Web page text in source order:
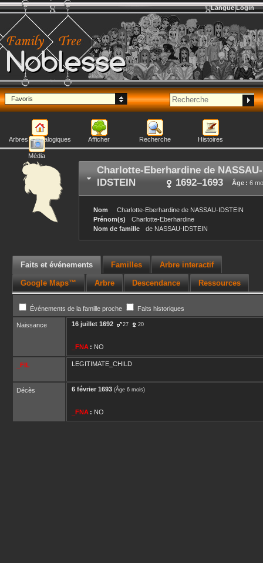
Noblesse
Langue Login
Favoris
Arbres généalogiques Afficher Recherche Histoires
Média
Charlotte-Eberhardine de NASSAU-
IDSTEIN
Âge : 6
1692–1693
Nom Charlotte-Eberhardine de NASSAU-IDSTEIN
Prénom(s)
Charlotte-Eberhardine
Nom de famille
de NASSAU-IDSTEIN
Faits et événements Familles Arbre interactif
Google Maps™ Arbre Descendance Ressources
Événements de la famille proche Faits historiques
Naissance 16 juillet 1692 27 20
_FNA : NO
_FIL LEGITIMATE_CHILD
Décès 6 février 1693 (Âge 6 mois)
_FNA : NO